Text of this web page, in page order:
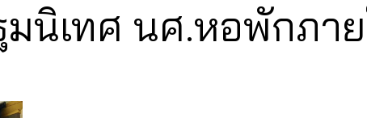
นิเทศ นศ.หอพักภา